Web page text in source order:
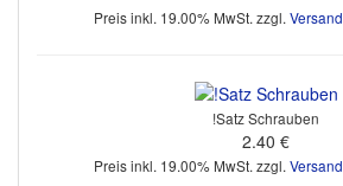
Preis inkl. 19.00% MwSt. zzgl. Versand
!Satz Schrauben
2.40 €
Preis inkl. 19.00% MwSt. zzgl. Versand